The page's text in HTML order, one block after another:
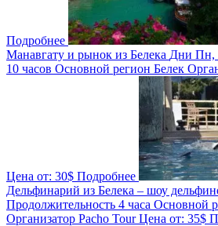
Подробнее
Манавгату и рынок из Белека Дни Пн,
10 часов Основной регион Белек
Цена от: 30$ Подробнее
Дельфинарий из Белека – шоу
Продолжительность 4 часа Основной
Организатор Pacho TourЦена от: 35$